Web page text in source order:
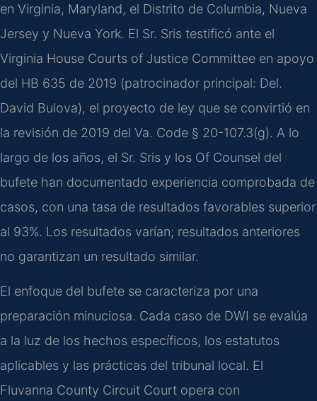
en Virginia, Maryland, el Distrito de Columbia, Nueva
Jersey y Nueva York. El Sr. Sris testificó ante el
Virginia House Courts of Justice Committee en apoyo
del HB 635 de 2019 (patrocinador principal: Del.
David Bulova), el proyecto de ley que se convirtió en
la revisión de 2019 del Va. Code § 20-107.3(g). A lo
largo de los años, el Sr. Sris y los Of Counsel del
bufete han documentado experiencia comprobada de
casos, con una tasa de resultados favorables superior
al 93%. Los resultados varían; resultados anteriores
no garantizan un resultado similar.
El enfoque del bufete se caracteriza por una
preparación minuciosa. Cada caso de DWI se evalúa
a la luz de los hechos específicos, los estatutos
aplicables y las prácticas del tribunal local. El
Fluvanna County Circuit Court opera con